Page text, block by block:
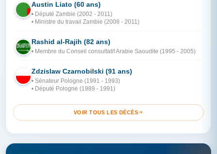
ZA
Austin Liato (60 ans)
• Député Zambie (2002 - 2011)
• Ministre du travail Zambie (2008 - 2011)
AR
Rashid al-Rajih (82 ans)
• Membre du Conseil consultatif Arabie Saoudite (1995 - 2005)
PO
Zdzislaw Czarnobilski (91 ans)
• Sénateur Pologne (1991 - 1993)
• Député Pologne (1989 - 1991)
VOIR TOUS LES DÉCÈS